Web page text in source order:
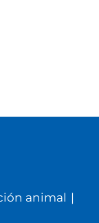
animal |